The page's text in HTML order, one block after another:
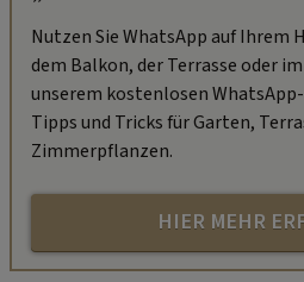
Nutzen Sie WhatsApp auf Ihrem
dem Balkon, der Terrasse oder
unserem kostenlosen
Tipps und Tricks für Garten,
Zimmerpflanzen.
HIER MEHR